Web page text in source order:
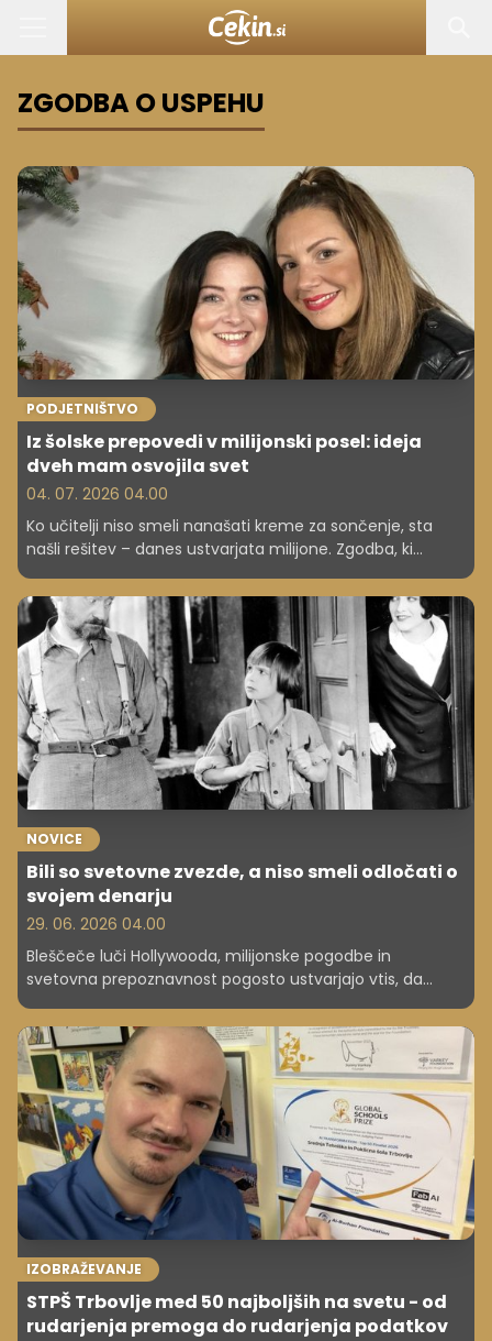
ZGODBA O USPEHU
PODJETNIŠTVO
Iz šolske prepovedi v milijonski posel: ideja
dveh mam osvojila svet
04. 07. 2026 04.00
Ko učitelji niso smeli nanašati kreme za sončenje, sta
našli rešitev – danes ustvarjata milijone. Zgodba, ki
dokazuje, kako nastanejo velike poslovne ideje.
NOVICE
Bili so svetovne zvezde, a niso smeli odločati o
svojem denarju
29. 06. 2026 04.00
Bleščeče luči Hollywooda, milijonske pogodbe in
svetovna prepoznavnost pogosto ustvarjajo vtis, da
otroški zvezdniki živijo sanjsko življenje. Vendar pa se za
uspehom številnih mladih igralcev, pevcev in televizijskih
osebnosti pogosto skrivajo zgodbe o finančnem
izkoriščanju, pritiskih in izgubi nadzora nad lastnim
zaslužkom.
IZOBRAŽEVANJE
STPŠ Trbovlje med 50 najboljših na svetu - od
rudarjenja premoga do rudarjenja podatkov